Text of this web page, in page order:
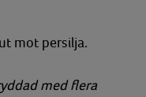
mot persilja.
med flera